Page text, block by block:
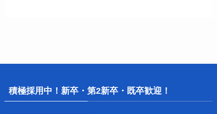
積極採用中！新卒・第2新卒・既卒歓迎！